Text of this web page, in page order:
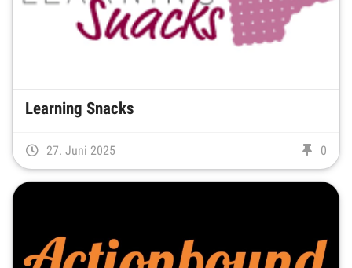
Learning Snacks
0
27. Juni 2025